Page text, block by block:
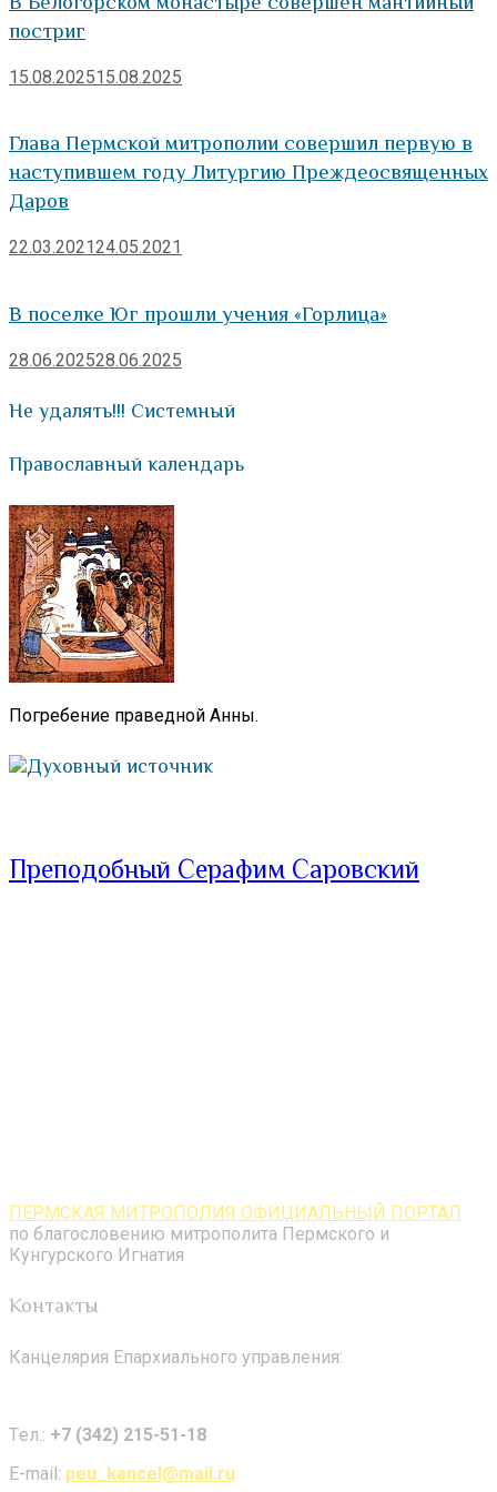
постриг
15.08.202515.08.2025
Глава Пермской митрополии совершил первую в
наступившем году Литургию Преждеосвященных
Даров
22.03.202124.05.2021
В поселке Юг прошли учения «Горлица»
28.06.202528.06.2025
Не удалять!!! Системный
Православный календарь
Погребение праведной Анны.
Духовный источник
Преподобный Серафим Саровский
ПЕРМСКАЯ МИТРОПОЛИЯ ОФИЦИАЛЬНЫЙ ПОРТАЛ
по благословению митрополита Пермского и
Кунгурского Игнатия
Контакты
Канцелярия Епархиального управления:
Tел.: +7 (342) 215-51-18
E-mail: peu_kancel@mail.ru